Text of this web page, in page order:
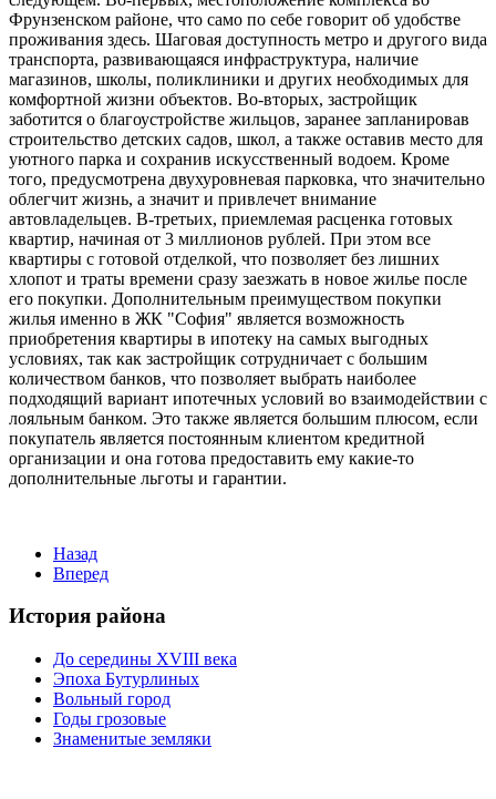
Фрунзенском районе, что само по себе говорит об удобстве
проживания здесь. Шаговая доступность метро и другого вида
транспорта, развивающаяся инфраструктура, наличие
магазинов, школы, поликлиники и других необходимых для
комфортной жизни объектов. Во-вторых, застройщик
заботится о благоустройстве жильцов, заранее запланировав
строительство детских садов, школ, а также оставив место для
уютного парка и сохранив искусственный водоем. Кроме
того, предусмотрена двухуровневая парковка, что значительно
облегчит жизнь, а значит и привлечет внимание
автовладельцев. В-третьих, приемлемая расценка готовых
квартир, начиная от 3 миллионов рублей. При этом все
квартиры с готовой отделкой, что позволяет без лишних
хлопот и траты времени сразу заезжать в новое жилье после
его покупки. Дополнительным преимуществом покупки
жилья именно в ЖК "София" является возможность
приобретения квартиры в ипотеку на самых выгодных
условиях, так как застройщик сотрудничает с большим
количеством банков, что позволяет выбрать наиболее
подходящий вариант ипотечных условий во взаимодействии с
лояльным банком. Это также является большим плюсом, если
покупатель является постоянным клиентом кредитной
организации и она готова предоставить ему какие-то
дополнительные льготы и гарантии.
Назад
Вперед
История района
До середины XVIII века
Эпоха Бутурлиных
Вольный город
Годы грозовые
Знаменитые земляки